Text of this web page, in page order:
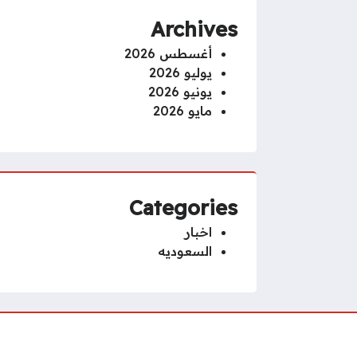
Archives
أغسطس 2026
يوليو 2026
يونيو 2026
مايو 2026
Categories
اخبار
السعوديه